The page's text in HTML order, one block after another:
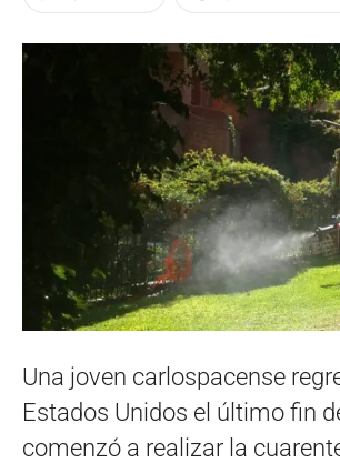
Una joven carlospacense
Estados Unidos el último fin
comenzó a realizar la